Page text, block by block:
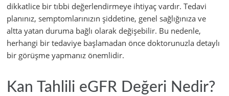
dikkatlice bir tıbbi değerlendirmeye ihtiyaç vardır. Tedavi
planınız, semptomlarınızın şiddetine, genel sağlığınıza ve
altta yatan duruma bağlı olarak değişebilir. Bu nedenle,
herhangi bir tedaviye başlamadan önce doktorunuzla detaylı
bir görüşme yapmanız önemlidir.
Kan Tahlili eGFR Değeri Nedir?